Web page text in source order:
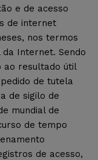
e de acesso
de internet
nos termos
Internet. Sendo
ao resultado útil
de tutela
de sigilo de
mundial de
de tempo
de acesso,